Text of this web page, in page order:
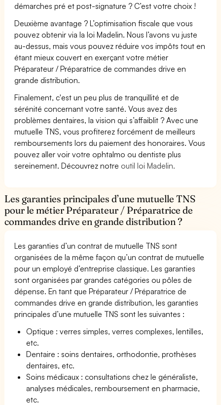
démarches pré et post-signature ? C’est votre choix !
Deuxième avantage ? L’optimisation fiscale que vous
pouvez obtenir via la loi Madelin. Nous l’avons vu juste
au-dessus, mais vous pouvez réduire vos impôts tout en
étant mieux couvert en exerçant votre métier
Préparateur / Préparatrice de commandes drive en
grande distribution.
Finalement, c'est un peu plus de tranquillité et de
sérénité concernant votre santé. Vous avez des
problèmes dentaires, la vision qui s’affaiblit ? Avec une
mutuelle TNS, vous profiterez forcément de meilleurs
remboursements lors du paiement des honoraires. Vous
pouvez aller voir votre ophtalmo ou dentiste plus
sereinement. Découvrez notre outil loi Madelin.
Les garanties principales d’une mutuelle TNS
pour le métier Préparateur / Préparatrice de
commandes drive en grande distribution ?
Les garanties d’un contrat de mutuelle TNS sont
organisées de la même façon qu’un contrat de mutuelle
pour un employé d’entreprise classique. Les garanties
sont organisées par grandes catégories ou pôles de
dépense. En tant que Préparateur / Préparatrice de
commandes drive en grande distribution, les garanties
principales d’une mutuelle TNS sont les suivantes :
Optique : verres simples, verres complexes, lentilles,
etc.
Dentaire : soins dentaires, orthodontie, prothèses
dentaires, etc.
Soins médicaux : consultations chez le généraliste,
analyses médicales, remboursement en pharmacie,
etc.